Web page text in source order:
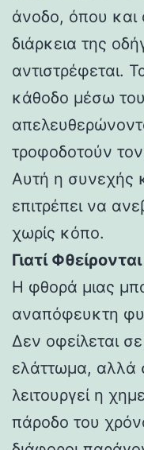
άνοδο, όπου και
διάρκεια της
αντιστρέφεται.
κάθοδο μέσω
τροφοδοτούν
Αυτή η συνεχής
επιτρέπει να
χωρίς κόπο.
Γιατί
Η φθορά μιας
αναπόφευκτη
Δεν οφείλεται
ελάττωμα, αλλά
λειτουργεί η
πάροδο του